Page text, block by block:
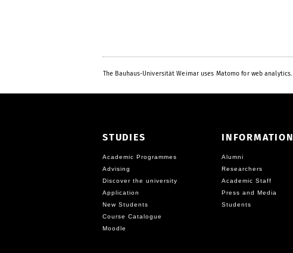
The Bauhaus-Universität Weimar uses Matomo for web analytics.
STUDIES
Academic Programmes
Advising
Discover the university
Application
New Students
Course Catalogue
Moodle
INFORMATION
Alumni
Researchers
Academic Staff
Press and Media
Students